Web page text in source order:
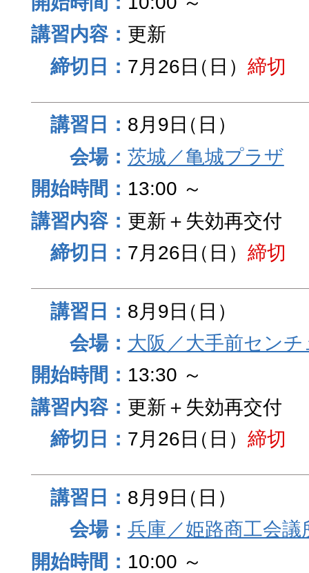
更新
7月26日（日） 締切
8月9日（日）
茨城／亀城プラザ
13:00 ～
更新＋失効再交付
7月26日（日） 締切
8月9日（日）
大阪／大手前セン
13:30 ～
更新＋失効再交付
7月26日（日） 締切
8月9日（日）
兵庫／姫路商工会議
10:00 ～